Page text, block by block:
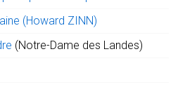
(Howard ZINN)
(Notre-Dame des Landes)